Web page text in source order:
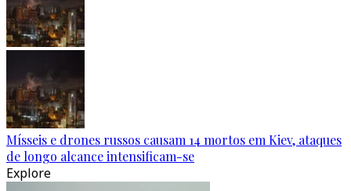
Mísseis e drones russos causam 14 mortos em Kiev, ataques
de longo alcance intensificam-se
Explore